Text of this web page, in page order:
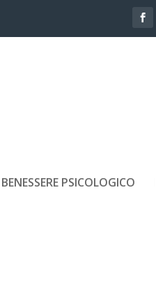
BENESSERE PSICOLOGICO